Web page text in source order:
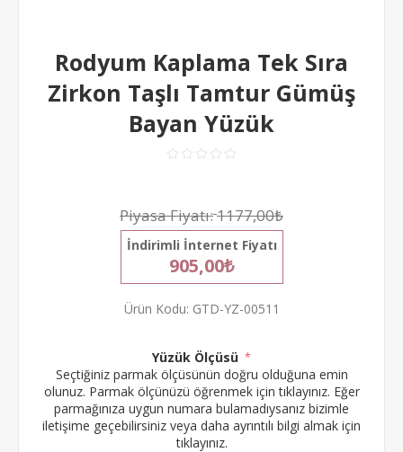
Rodyum Kaplama Tek Sıra
Zirkon Taşlı Tamtur Gümüş
Bayan Yüzük
Piyasa Fiyatı:1177,00₺
İndirimli İnternet Fiyatı
905,00₺
Ürün Kodu: GTD-YZ-00511
Yüzük Ölçüsü *
Seçtiğiniz parmak ölçüsünün doğru olduğuna emin
olunuz. Parmak ölçünüzü öğrenmek için tıklayınız. Eğer
parmağınıza uygun numara bulamadıysanız bizimle
iletişime geçebilirsiniz veya daha ayrıntılı bilgi almak için
tıklayınız.